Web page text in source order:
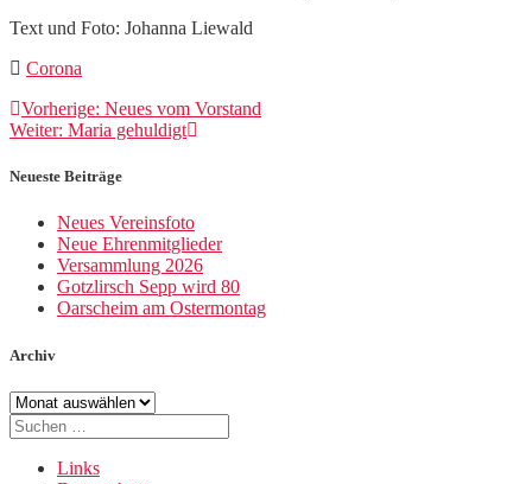
Text und Foto: Johanna Liewald
Corona
Beitragsnavigation
Vorherige: Vorheriger
Beitrag:
Neues vom Vorstand
Weiter: Nächster
Maria gehuldigt
Neueste Beiträge
Neues Vereinsfoto
Neue Ehrenmitglieder
Versammlung 2026
Gotzlirsch Sepp wird 80
Oarscheim am Ostermontag
Archiv
Archiv
Suche
nach:
Links